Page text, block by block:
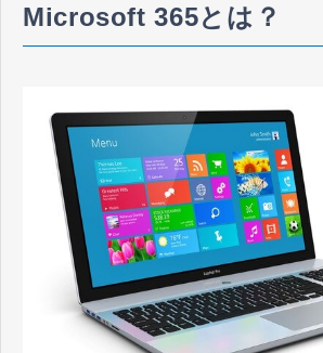
Microsoft 365とは？